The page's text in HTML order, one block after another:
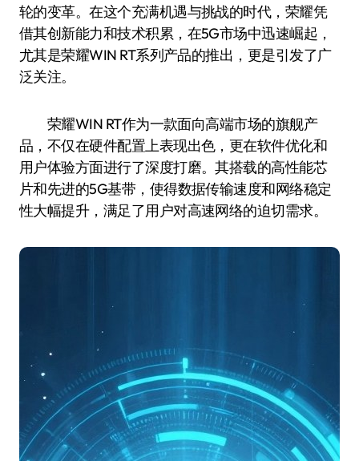
轮的变革。在这个充满机遇与挑战的时代，荣耀凭
借其创新能力和技术积累，在5G市场中迅速崛起，
尤其是荣耀WIN RT系列产品的推出，更是引发了广
泛关注。
荣耀WIN RT作为一款面向高端市场的旗舰产
品，不仅在硬件配置上表现出色，更在软件优化和
用户体验方面进行了深度打磨。其搭载的高性能芯
片和先进的5G基带，使得数据传输速度和网络稳定
性大幅提升，满足了用户对高速网络的迫切需求。